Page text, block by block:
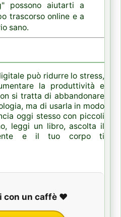
possono aiutarti a
trascorso online e a
sano.
può ridurre lo stress,
la produttività e
si tratta di abbandonare
ma di usarla in modo
oggi stesso con piccoli
leggi un libro, ascolta il
e il tuo corpo ti
con un caffè ❤️